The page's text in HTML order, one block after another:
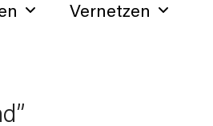
Vernetzen